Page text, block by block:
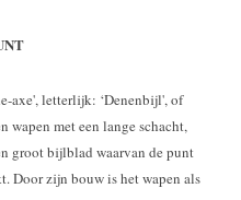
axe', letterlijk: ‘Denenbijl', of
wapen met een lange schacht,
groot bijlblad waarvan de punt
Door zijn bouw is het wapen als